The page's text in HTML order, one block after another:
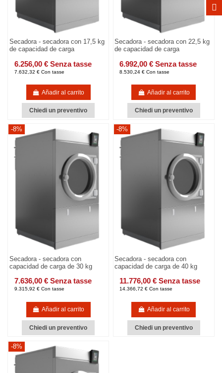
Secadora - secadora con 17,5 kg
de capacidad de carga
6.256,00 € Senza tasse
7.632,32 € Con tasse
Añadir al carrito
Chiedi un preventivo
Secadora - secadora con 22,5 kg
de capacidad de carga
6.992,00 € Senza tasse
8.530,24 € Con tasse
Añadir al carrito
Chiedi un preventivo
-8%
Secadora - secadora con
capacidad de carga de 30 kg
7.636,00 € Senza tasse
9.315,92 € Con tasse
Añadir al carrito
Chiedi un preventivo
-8%
Secadora - secadora con
capacidad de carga de 40 kg
11.776,00 € Senza tasse
14.366,72 € Con tasse
Añadir al carrito
Chiedi un preventivo
-8%